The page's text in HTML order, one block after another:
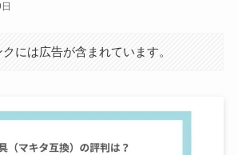
には広告が含まれています。